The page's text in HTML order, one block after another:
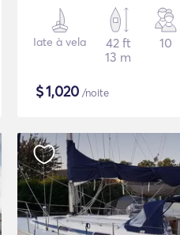
Iate à vela
42 ft
13 m
10
$1,020 /noite